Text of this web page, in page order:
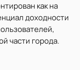
как на
доходности
части города.